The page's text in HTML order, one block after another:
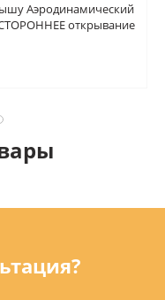
Аэродинамический
открывание